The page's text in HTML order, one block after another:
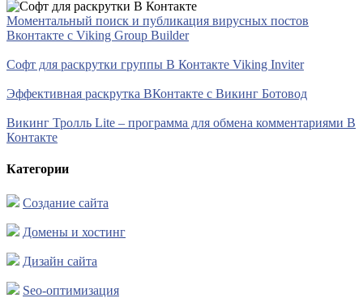
Моментальный поиск и публикация вирусных постов
Вконтакте с Viking Group Builder
Софт для раскрутки группы В Контакте Viking Inviter
Эффективная раскрутка ВКонтакте с Викинг Ботовод
Викинг Тролль Lite – программа для обмена комментариями В
Контакте
Категории
Создание сайта
Домены и хостинг
Дизайн сайта
Seo-оптимизация